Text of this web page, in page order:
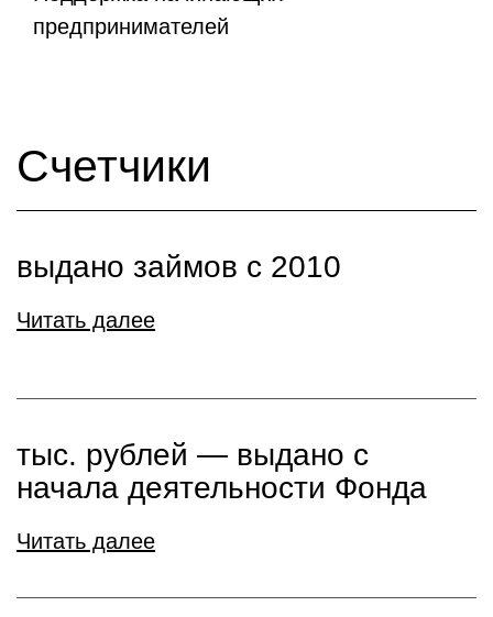
предпринимателей
Счетчики
выдано займов с 2010
Читать далее
тыс. рублей ― выдано с
начала деятельности Фонда
Читать далее